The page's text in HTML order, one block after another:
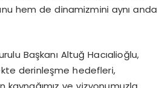
hem de dinamizmini aynı anda
Başkanı Altuğ Hacıalioğlu,
derinleşme hedefleri,